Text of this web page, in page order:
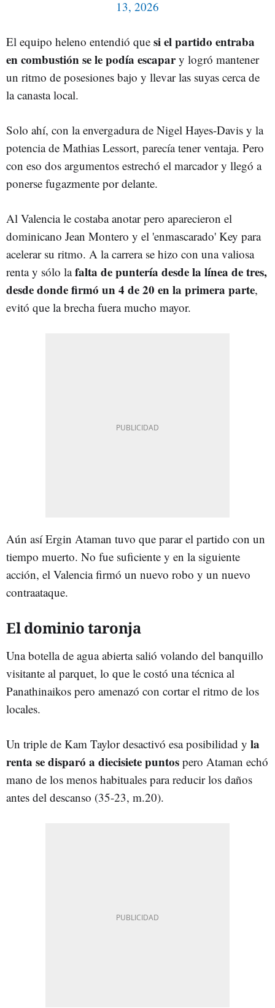
13, 2026
El equipo heleno entendió que si el partido entraba
en combustión se le podía escapary logró mantener
un ritmo de posesiones bajo y llevar las suyas cerca de
la canasta local.
Solo ahí, con la envergadura de Nigel Hayes-Davis y la
potencia de Mathias Lessort, parecía tener ventaja. Pero
con eso dos argumentos estrechó el marcador y llegó a
ponerse fugazmente por delante.
Al Valencia le costaba anotar pero aparecieron el
dominicano Jean Montero y el 'enmascarado' Key para
acelerar su ritmo. A la carrera se hizo con una valiosa
renta y sólo lafalta de puntería desde la línea de tres,
desde donde firmó un 4 de 20 en la primera parte,
evitó que la brecha fuera mucho mayor.
Aún así Ergin Ataman tuvo que parar el partido con un
tiempo muerto. No fue suficiente y en la siguiente
acción, el Valencia firmó un nuevo robo y un nuevo
contraataque.
El dominio taronja
Una botella de agua abierta salió volando del banquillo
visitante al parquet, lo que le costó una técnica al
Panathinaikos pero amenazó con cortar el ritmo de los
locales.
Un triple de Kam Taylor desactivó esa posibilidad y la
renta se disparó a diecisiete puntos pero Ataman echó
mano de los menos habituales para reducir los daños
antes del descanso (35-23, m.20).